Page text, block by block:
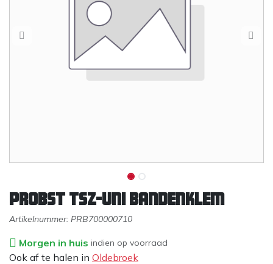
PROBST TSZ-Uni Bandenklem
Artikelnummer: PRB700000710
Morgen in huis indien op voorraad
Ook af te halen in Oldebroek